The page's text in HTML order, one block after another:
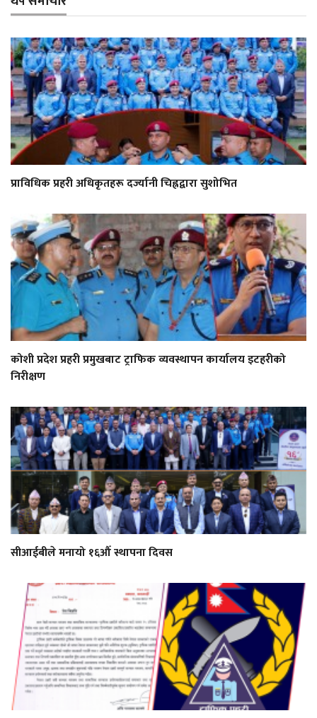
प्राविधिक प्रहरी अधिकृतहरू दर्ज्यानी चिह्नद्वारा सुशोभित
कोशी प्रदेश प्रहरी प्रमुखबाट ट्राफिक व्यवस्थापन कार्यालय इटहरीको
निरीक्षण
सीआईबीले मनायो १६औँ स्थापना दिवस